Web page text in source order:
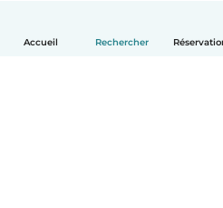
Accueil Rechercher